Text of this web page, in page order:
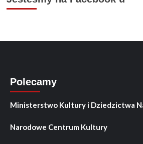
Polecamy
Ministerstwo Kultury i Dziedzictwa
Narodowe Centrum Kultury